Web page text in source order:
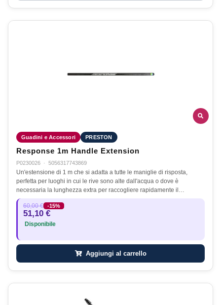
Guadini e Accessori PRESTON
Response 1m Handle Extension
P0230026 · 5056317743869
Un'estensione di 1 m che si adatta a tutte le maniglie di risposta,
perfetta per luoghi in cui le rive sono alte dall'acqua o dove è
necessaria la lunghezza extra per raccogliere rapidamente il…
60,00 € -15%
51,10 €
Disponibile
Aggiungi al carrello